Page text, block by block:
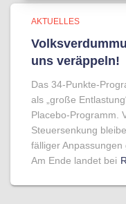
AKTUELLES
uns veräppeln!
Das 34-Punkte-
als „große
Placebo-Programm.
Steuersenkung
fälliger Anpassungen
Am Ende landet bei